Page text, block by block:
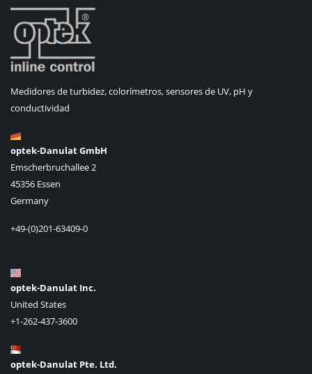
Medidores de turbidez, colorímetros, sensores de UV, pH y
conductividad
optek-Danulat GmbH
Emscherbruchallee 2
45356 Essen
Germany
+49-(0)201-63409-0
optek-Danulat Inc.
United States
+1-262-437-3600
optek-Danulat Pte. Ltd.